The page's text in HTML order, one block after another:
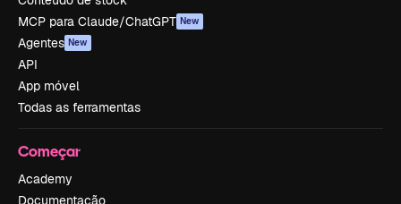
MCP para Claude/ChatGPT New
Agentes New
API
App móvel
Todas as ferramentas
Começar
Academy
Documentação